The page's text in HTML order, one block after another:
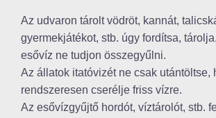
Az udvaron tárolt vödröt, kannát,
gyermekjátékot, stb. úgy fordítsa,
esővíz ne tudjon összegyűlni.
Az állatok itatóvizét ne csak utántöltse,
rendszeresen cserélje friss vízre.
Az esővízgyűjtő hordót, víztárolót, stb.